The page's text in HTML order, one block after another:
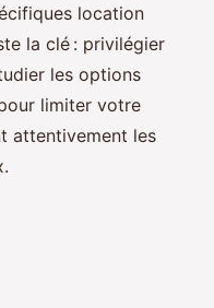
location
la clé : privilégier
les options
limiter votre
attentivement les